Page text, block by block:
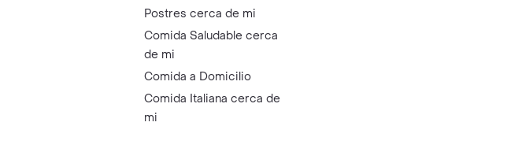
Postres cerca de mi
Comida Saludable cerca
de mi
Comida a Domicilio
Comida Italiana cerca de
mi